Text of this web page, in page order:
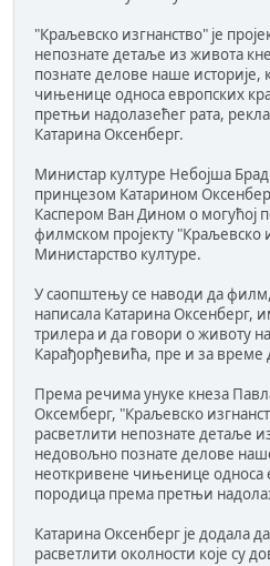
"Краљевско изгнанство" је
непознате детаље из живота
познате делове наше историје,
чињенице односа европских
претњи надолазећег рата,
Катарина Оксенберг.
Министар културе Небојша
принцезом Катарином
Каспером Ван Дином о могућој
филмском пројекту "Краљевско
Министарство културе.
У саопштењу се наводи да филм,
написала Катарина Оксенберг,
трилера и да говори о животу
Карађорђевића, пре и за време
Према речима унуке кнеза
Оксемберг, "Краљевско
расветлити непознате детаље
недовољно познате делове
неоткривене чињенице односа
породица према претњи
Катарина Оксенберг је додала
расветлити околности које су